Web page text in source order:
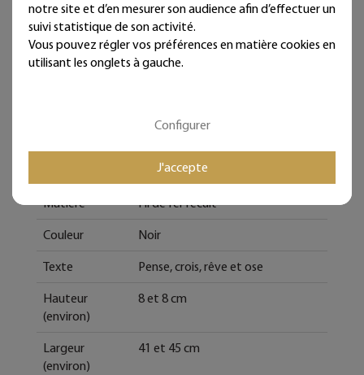
Fiche technique
Caractéristique
Bohême, Vintage, Rétro,
Romantique, Cosy, Shabby et
Campagne
Matière Fil de fer recuit
Couleur Noir
Texte Pense, crois, rêve et ose
Hauteur
(environ)
8 et 8 cm
Largeur
(environ)
41 et 45 cm
notre site et d’en mesurer son audience afin d’effectuer un
suivi statistique de son activité.
Vous pouvez régler vos préférences en matière cookies en
utilisant les onglets à gauche.
Configurer
J'accepte